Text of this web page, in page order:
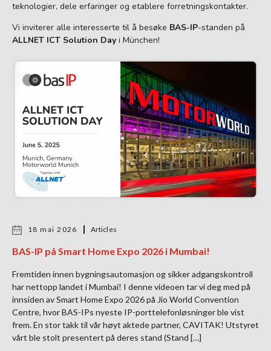
teknologier, dele erfaringer og etablere forretningskontakter.
Vi inviterer alle interesserte til å besøke BAS-IP-standen på
ALLNET ICT Solution Day i München!
18 mai 2026 Articles
BAS-IP på Smart Home Expo 2026 i Mumbai!
Fremtiden innen bygningsautomasjon og sikker adgangskontroll
har nettopp landet i Mumbai! I denne videoen tar vi deg med på
innsiden av Smart Home Expo 2026 på Jio World Convention
Centre, hvor BAS-IPs nyeste IP-porttelefonløsninger ble vist
frem. En stor takk til vår høyt aktede partner, CAVITAK! Utstyret
vårt ble stolt presentert på deres stand (Stand […]